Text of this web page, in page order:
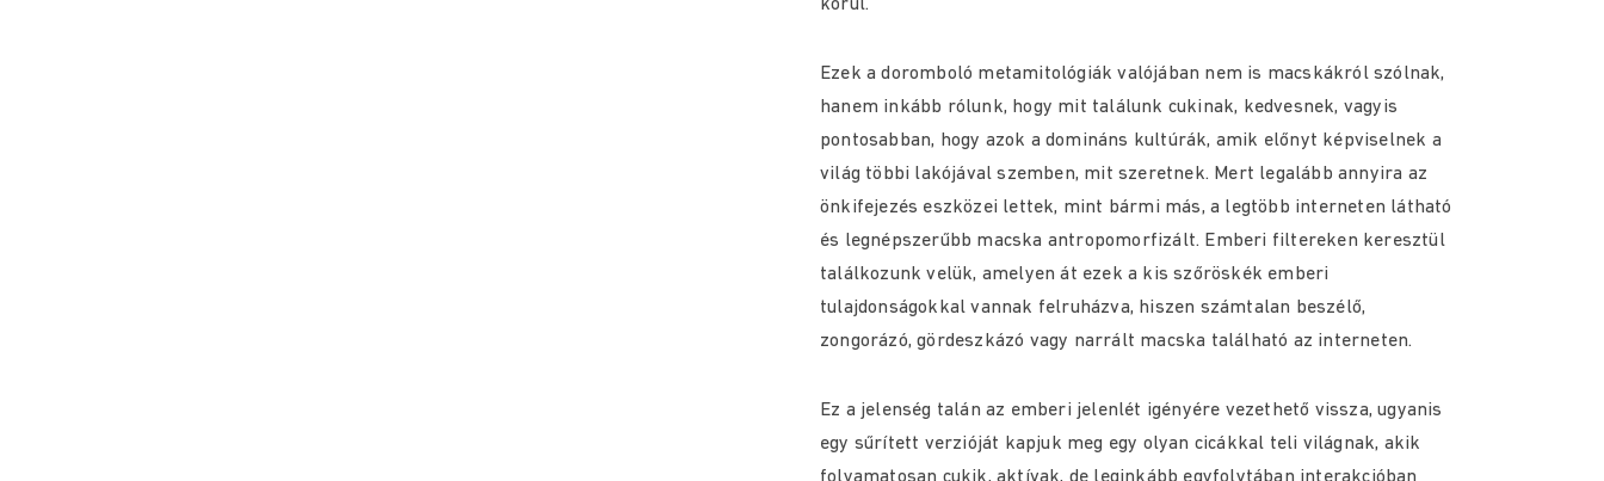
körül.
Ezek a doromboló metamitológiák valójában nem is macskákról szólnak,
hanem inkább rólunk, hogy mit találunk cukinak, kedvesnek, vagyis
pontosabban, hogy azok a domináns kultúrák, amik előnyt képviselnek a
világ többi lakójával szemben, mit szeretnek. Mert legalább annyira az
önkifejezés eszközei lettek, mint bármi más, a legtöbb interneten látható
és legnépszerűbb macska antropomorfizált. Emberi filtereken keresztül
találkozunk velük, amelyen át ezek a kis szőröskék emberi
tulajdonságokkal vannak felruházva, hiszen számtalan beszélő,
zongorázó, gördeszkázó vagy narrált macska található az interneten.
Ez a jelenség talán az emberi jelenlét igényére vezethető vissza, ugyanis
egy sűrített verzióját kapjuk meg egy olyan cicákkal teli világnak, akik